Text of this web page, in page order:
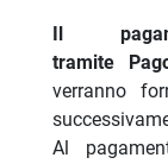
Il
tramite
verranno
Al